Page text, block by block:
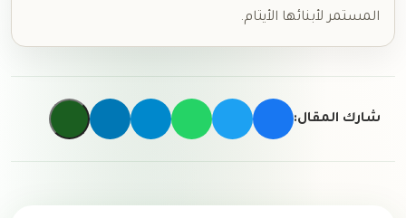
المستمر لأبنائها الأيتام.
شارك المقال: